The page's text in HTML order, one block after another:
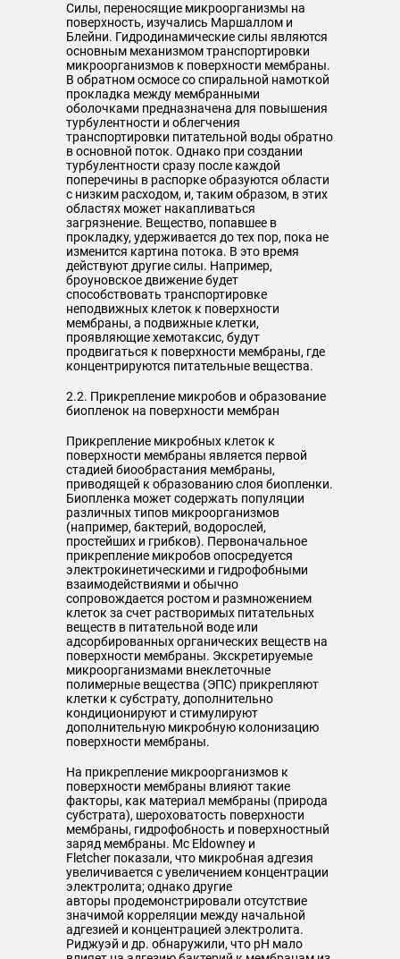
Силы, переносящие микроорганизмы на
поверхность, изучались Маршаллом и
Блейни. Гидродинамические силы являются
основным механизмом транспортировки
микроорганизмов к поверхности мембраны.
В обратном осмосе со спиральной намоткой
прокладка между мембранными
оболочками предназначена для повышения
турбулентности и облегчения
транспортировки питательной воды обратно
в основной поток. Однако при создании
турбулентности сразу после каждой
поперечины в распорке образуются области
с низким расходом, и, таким образом, в этих
областях может накапливаться
загрязнение. Вещество, попавшее в
прокладку, удерживается до тех пор, пока не
изменится картина потока. В это время
действуют другие силы. Например,
броуновское движение будет
способствовать транспортировке
неподвижных клеток к поверхности
мембраны, а подвижные клетки,
проявляющие хемотаксис, будут
продвигаться к поверхности мембраны, где
концентрируются питательные вещества.
2.2. Прикрепление микробов и образование
биопленок на поверхности мембран
Прикрепление микробных клеток к
поверхности мембраны является первой
стадией биообрастания мембраны,
приводящей к образованию слоя биопленки.
Биопленка может содержать популяции
различных типов микроорганизмов
(например, бактерий, водорослей,
простейших и грибков). Первоначальное
прикрепление микробов опосредуется
электрокинетическими и гидрофобными
взаимодействиями и обычно
сопровождается ростом и размножением
клеток за счет растворимых питательных
веществ в питательной воде или
адсорбированных органических веществ на
поверхности мембраны. Экскретируемые
микроорганизмами внеклеточные
полимерные вещества (ЭПС) прикрепляют
клетки к субстрату, дополнительно
кондиционируют и стимулируют
дополнительную микробную колонизацию
поверхности мембраны.
На прикрепление микроорганизмов к
поверхности мембраны влияют такие
факторы, как материал мембраны (природа
субстрата), шероховатость поверхности
мембраны, гидрофобность и поверхностный
заряд мембраны. Mc Eldowney и
Fletcher показали, что микробная адгезия
увеличивается с увеличением концентрации
электролита; однако другие
авторы продемонстрировали отсутствие
значимой корреляции между начальной
адгезией и концентрацией электролита.
Риджуэй и др. обнаружили, что рН мало